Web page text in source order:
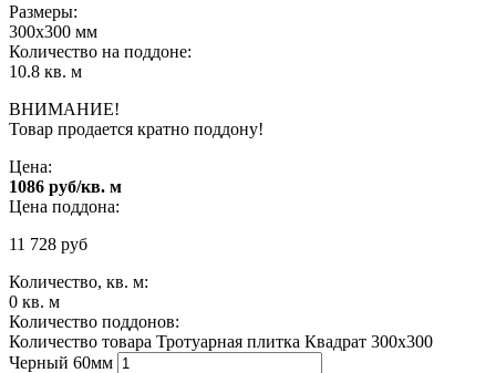
Размеры:
300х300 мм
Количество на поддоне:
10.8 кв. м
ВНИМАНИЕ!
Товар продается кратно поддону!
Цена:
1086 руб/кв. м
Цена поддона:
11 728 руб
Количество, кв. м:
0 кв. м
Количество поддонов:
Количество товара Тротуарная плитка Квадрат 300х300
Черный 60мм